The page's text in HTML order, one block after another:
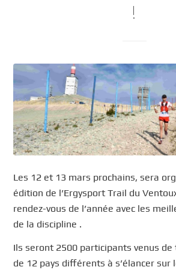
!
Les 12 et 13 mars prochains, sera
édition de l’Ergysport Trail du
rendez-vous de l’année avec les
de la discipline .
Ils seront 2500 participants venus
de 12 pays différents à s’élancer sur